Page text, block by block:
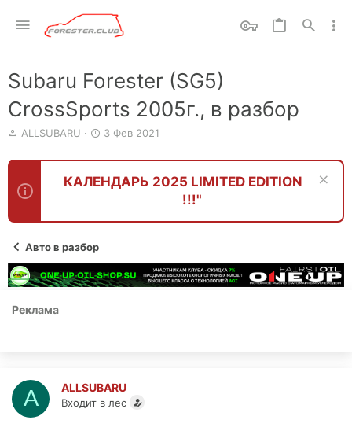
Subaru Forester (SG5)
CrossSports 2005г., в разбор
А
т
р
т
ы
ALLSUBARU
Д
т
а
н
3 Фев 2021
КАЛЕНДАРЬ 2025 LIMITED EDITION
!!!"
Авто в разбор
Реклама
A ALLSUBARU
Входит в лес